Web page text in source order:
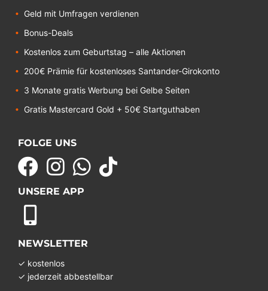
Geld mit Umfragen verdienen
Bonus-Deals
Kostenlos zum Geburtstag – alle Aktionen
200€ Prämie für kostenloses Santander-Girokonto
3 Monate gratis Werbung bei Gelbe Seiten
Gratis Mastercard Gold + 50€ Startguthaben
FOLGE UNS
UNSERE APP
NEWSLETTER
✓ kostenlos
✓ jederzeit abbestellbar